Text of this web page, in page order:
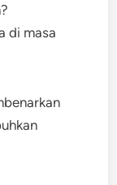
di masa